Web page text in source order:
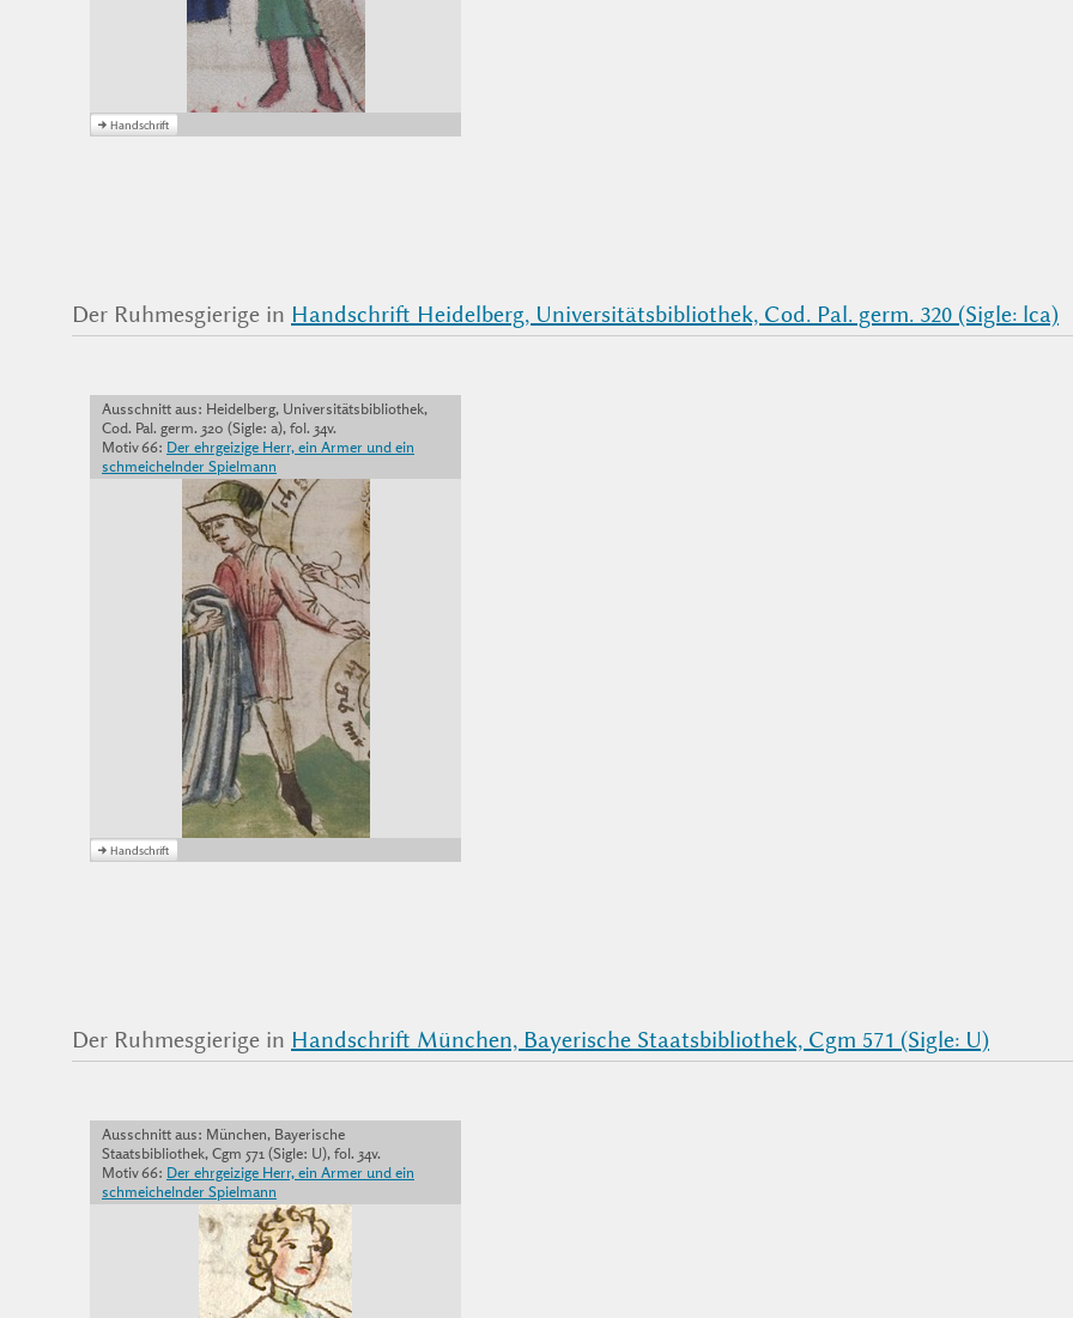
Der Ruhmesgierige in Handschrift Heidelberg, Universitätsbibliothek, Cod. Pal. germ. 320 (Sigle: lca)
Ausschnitt aus: Heidelberg, Universitätsbibliothek,
Cod. Pal. germ. 320 (Sigle: a), fol. 34v.
Motiv 66: Der ehrgeizige Herr, ein Armer und ein
schmeichelnder Spielmann
Der Ruhmesgierige in Handschrift München, Bayerische Staatsbibliothek, Cgm 571 (Sigle: U)
Ausschnitt aus: München, Bayerische
Staatsbibliothek, Cgm 571 (Sigle: U), fol. 34v.
Motiv 66: Der ehrgeizige Herr, ein Armer und ein
schmeichelnder Spielmann